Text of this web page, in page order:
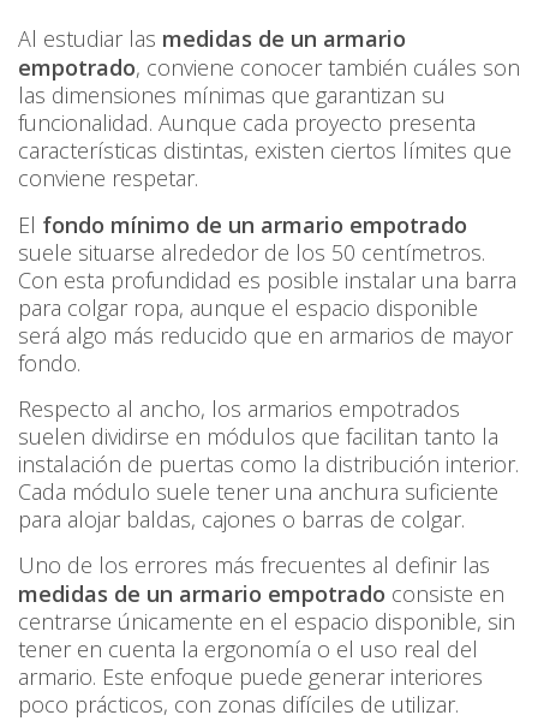
Al estudiar las medidas de un armario
empotrado, conviene conocer también cuáles son
las dimensiones mínimas que garantizan su
funcionalidad. Aunque cada proyecto presenta
características distintas, existen ciertos límites que
conviene respetar.
El fondo mínimo de un armario empotrado
suele situarse alrededor de los 50 centímetros.
Con esta profundidad es posible instalar una barra
para colgar ropa, aunque el espacio disponible
será algo más reducido que en armarios de mayor
fondo.
Respecto al ancho, los armarios empotrados
suelen dividirse en módulos que facilitan tanto la
instalación de puertas como la distribución interior.
Cada módulo suele tener una anchura suficiente
para alojar baldas, cajones o barras de colgar.
Uno de los errores más frecuentes al definir las
medidas de un armario empotrado consiste en
centrarse únicamente en el espacio disponible, sin
tener en cuenta la ergonomía o el uso real del
armario. Este enfoque puede generar interiores
poco prácticos, con zonas difíciles de utilizar.